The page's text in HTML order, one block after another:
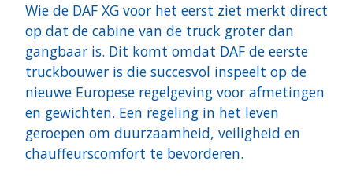
Wie de DAF XG voor het eerst ziet merkt direct
op dat de cabine van de truck groter dan
gangbaar is. Dit komt omdat DAF de eerste
truckbouwer is die succesvol inspeelt op de
nieuwe Europese regelgeving voor afmetingen
en gewichten. Een regeling in het leven
geroepen om duurzaamheid, veiligheid en
chauffeurscomfort te bevorderen.